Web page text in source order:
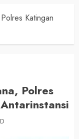
Katingan
Polres